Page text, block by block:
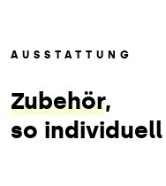
AUSSTATTUNG
Zubehör,
so